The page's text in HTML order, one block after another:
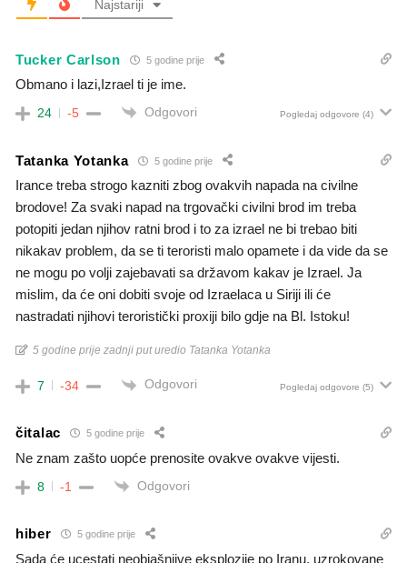
Najstariji
Tucker Carlson 5 godine prije
Obmano i lazi,Izrael ti je ime.
24 -5 Odgovori Pogledaj odgovore (4)
Tatanka Yotanka 5 godine prije
Irance treba strogo kazniti zbog ovakvih napada na civilne
brodove! Za svaki napad na trgovački civilni brod im treba
potopiti jedan njihov ratni brod i to za izrael ne bi trebao biti
nikakav problem, da se ti teroristi malo opamete i da vide da se
ne mogu po volji zajebavati sa državom kakav je Izrael. Ja
mislim, da će oni dobiti svoje od Izraelaca u Siriji ili će
nastradati njihovi teroristički proxiji bilo gdje na Bl. Istoku!
5 godine prije zadnji put uredio Tatanka Yotanka
7 -34 Odgovori Pogledaj odgovore (5)
čitalac 5 godine prije
Ne znam zašto uopće prenosite ovakve ovakve vijesti.
8 -1 Odgovori
hiber 5 godine prije
Sada će ucestati neobjašnjive eksplozije po Iranu, uzrokovane